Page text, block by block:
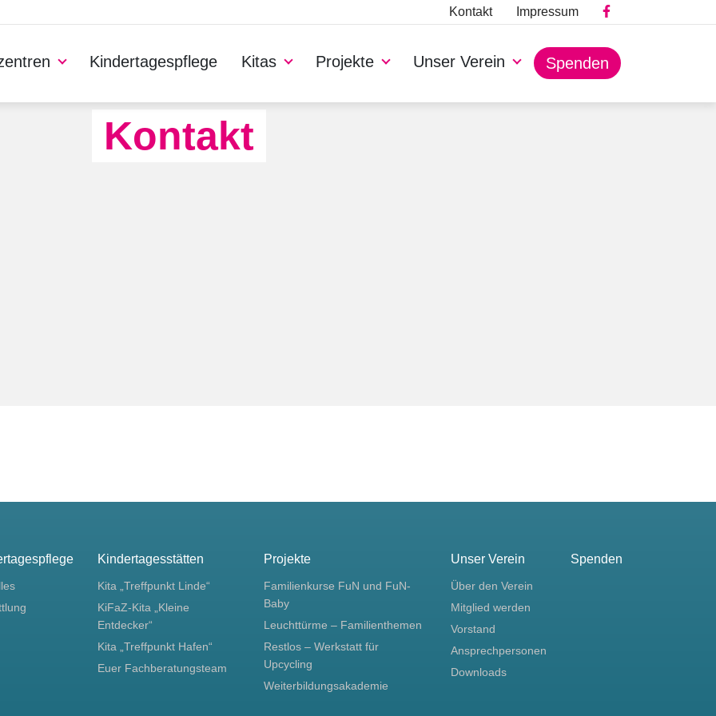
Kontakt Impressum
Kindertagespflege Kitas Projekte Unser Verein Spenden
Kontakt
Kindertagesstätten
Kita „Treffpunkt Linde“
KiFaZ-Kita „Kleine
Entdecker“
Kita „Treffpunkt Hafen“
Euer Fachberatungsteam
Projekte
Familienkurse FuN und FuN-
Baby
Leuchttürme – Familienthemen
Restlos – Werkstatt für
Upcycling
Weiterbildungsakademie
Unser Verein
Über den Verein
Mitglied werden
Vorstand
Ansprechpersonen
Downloads
Spenden